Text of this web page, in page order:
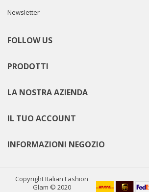
Newsletter
FOLLOW US
PRODOTTI
LA NOSTRA AZIENDA
IL TUO ACCOUNT
INFORMAZIONI NEGOZIO
Copyright Italian Fashion
Glam © 2020